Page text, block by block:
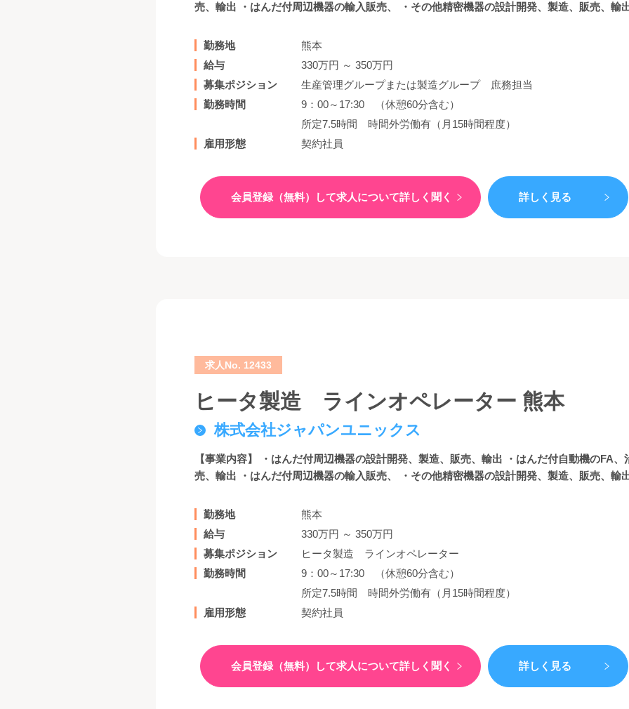
売、輸出 ・はんだ付周辺機器の輸入販売、 ・その他精密機器の設計開発、製造、販売、輸
勤務地
熊本
給与
330万円 ～ 350万円
募集ポジション
生産管理グループまたは製造グループ 庶務担当
勤務時間
9：00～17:30 （休憩60分含む）
所定7.5時間 時間外労働有（月15時間程度）
雇用形態
契約社員
会員登録（無料）して求人について詳しく聞く 詳しく見る
求人No. 12433
ヒータ製造 ラインオペレーター 熊本
株式会社ジャパンユニックス
【事業内容】 ・はんだ付周辺機器の設計開発、製造、販売、輸出 ・はんだ付自動機のFA
売、輸出 ・はんだ付周辺機器の輸入販売、 ・その他精密機器の設計開発、製造、販売、輸
勤務地
熊本
給与
330万円 ～ 350万円
募集ポジション
ヒータ製造 ラインオペレーター
勤務時間
9：00～17:30 （休憩60分含む）
所定7.5時間 時間外労働有（月15時間程度）
雇用形態
契約社員
会員登録（無料）して求人について詳しく聞く 詳しく見る